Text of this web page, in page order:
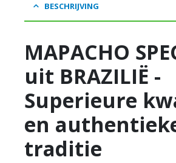
BESCHRIJVING
MAPACHO
uit BRAZILIË -
Superieure
en
traditie